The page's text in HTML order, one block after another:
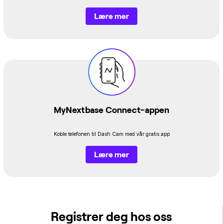
Lære mer
MyNextbase Connect-appen
Koble telefonen til Dash Cam med vår gratis app
Lære mer
Registrer deg hos oss